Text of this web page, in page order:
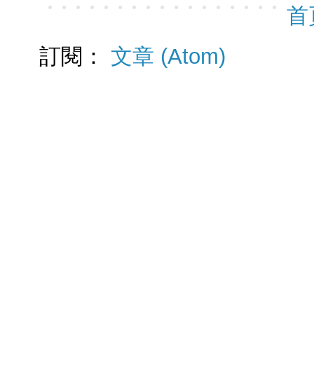
首
訂閱： 文章 (Atom)